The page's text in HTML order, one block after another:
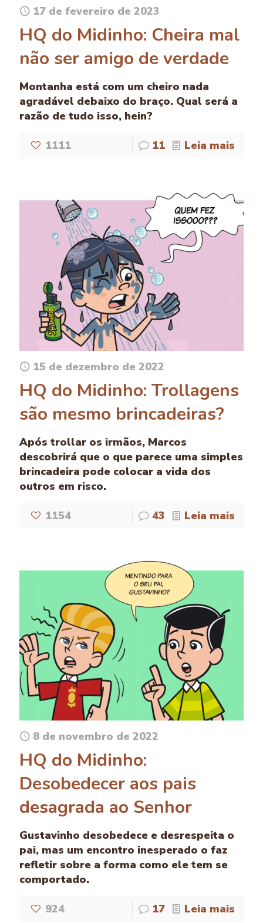
17 de fevereiro de 2023
HQ do Midinho: Cheira mal
não ser amigo de verdade
Montanha está com um cheiro nada
agradável debaixo do braço. Qual será a
razão de tudo isso, hein?
1111 11 Leia mais
15 de dezembro de 2022
HQ do Midinho: Trollagens
são mesmo brincadeiras?
Após trollar os irmãos, Marcos
descobrirá que o que parece uma simples
brincadeira pode colocar a vida dos
outros em risco.
1154 43 Leia mais
8 de novembro de 2022
HQ do Midinho:
Desobedecer aos pais
desagrada ao Senhor
Gustavinho desobedece e desrespeita o
pai, mas um encontro inesperado o faz
refletir sobre a forma como ele tem se
comportado.
924 17 Leia mais